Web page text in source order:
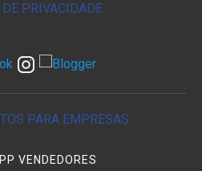
PRIVACIDADE
PARA EMPRESAS
VENDEDORES